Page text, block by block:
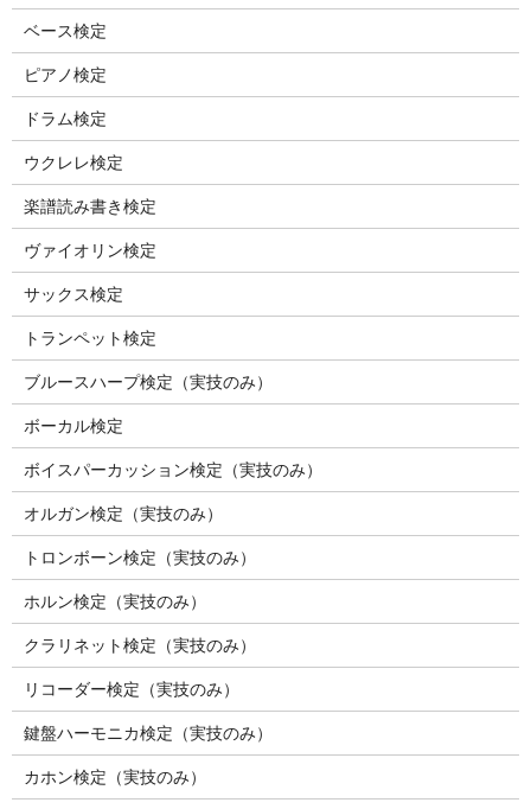
ベース検定
ピアノ検定
ドラム検定
ウクレレ検定
楽譜読み書き検定
ヴァイオリン検定
サックス検定
トランペット検定
ブルースハープ検定（実技のみ）
ボーカル検定
ボイスパーカッション検定（実技のみ）
オルガン検定（実技のみ）
トロンボーン検定（実技のみ）
ホルン検定（実技のみ）
クラリネット検定（実技のみ）
リコーダー検定（実技のみ）
鍵盤ハーモニカ検定（実技のみ）
カホン検定（実技のみ）